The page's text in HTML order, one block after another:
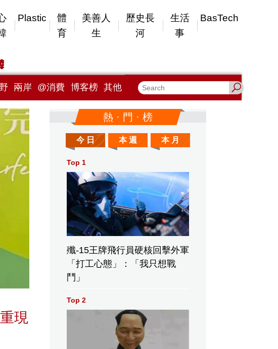
Plastic
體
育
美善人
生
歷史長
河
生活
事
BasTech
兩岸 @消費 博客榜 其他
現
熱 · 門 · 榜
今 日 本 週 本 月
Top 1
殲-15王牌飛行員硬核回擊外軍
「打工心態」：「我只想戰
鬥」
Top 2